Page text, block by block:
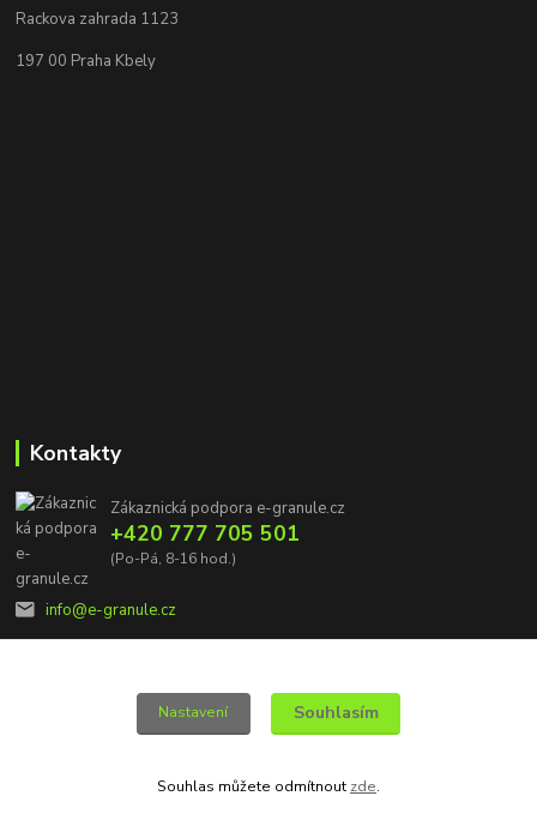
Rackova zahrada 1123
197 00 Praha Kbely
Kontakty
Zákaznická podpora e-granule.cz
+420 777 705 501
(Po-Pá, 8-16 hod.)
info@e-granule.cz
© 2022 e-granule.cz *** Všechna práva vyhrazena
Nastavení Souhlasím
Souhlas můžete odmítnout zde.